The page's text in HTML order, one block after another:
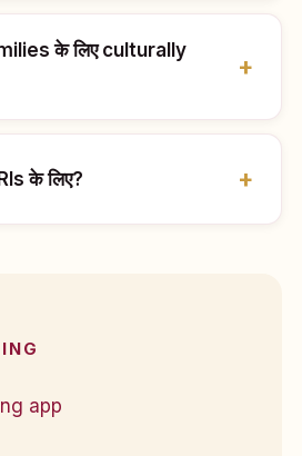
के लिए culturally
के लिए?
app